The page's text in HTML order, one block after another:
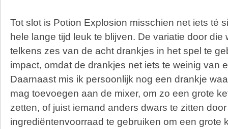
Tot slot is Potion Explosion misschien net iets té
hele lange tijd leuk te blijven. De variatie door die
telkens zes van de acht drankjes in het spel te
impact, omdat de drankjes net iets te weinig van
Daarnaast mis ik persoonlijk nog een drankje
mag toevoegen aan de mixer, om zo een grote
zetten, of juist iemand anders dwars te zitten
ingrediëntenvoorraad te gebruiken om een grote